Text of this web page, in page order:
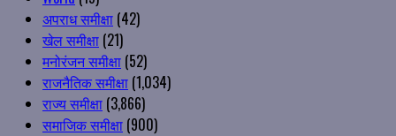
अपराध समीक्षा (42)
खेल समीक्षा (21)
मनोरंजन समीक्षा (52)
राजनैतिक समीक्षा (1,034)
राज्य समीक्षा (3,866)
समाजिक समीक्षा (900)